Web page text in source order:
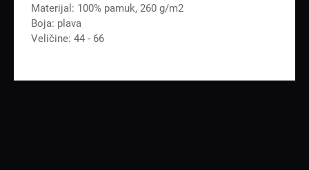
Materijal: 100% pamuk, 260 g/m2
Boja: plava
Veličine: 44 - 66